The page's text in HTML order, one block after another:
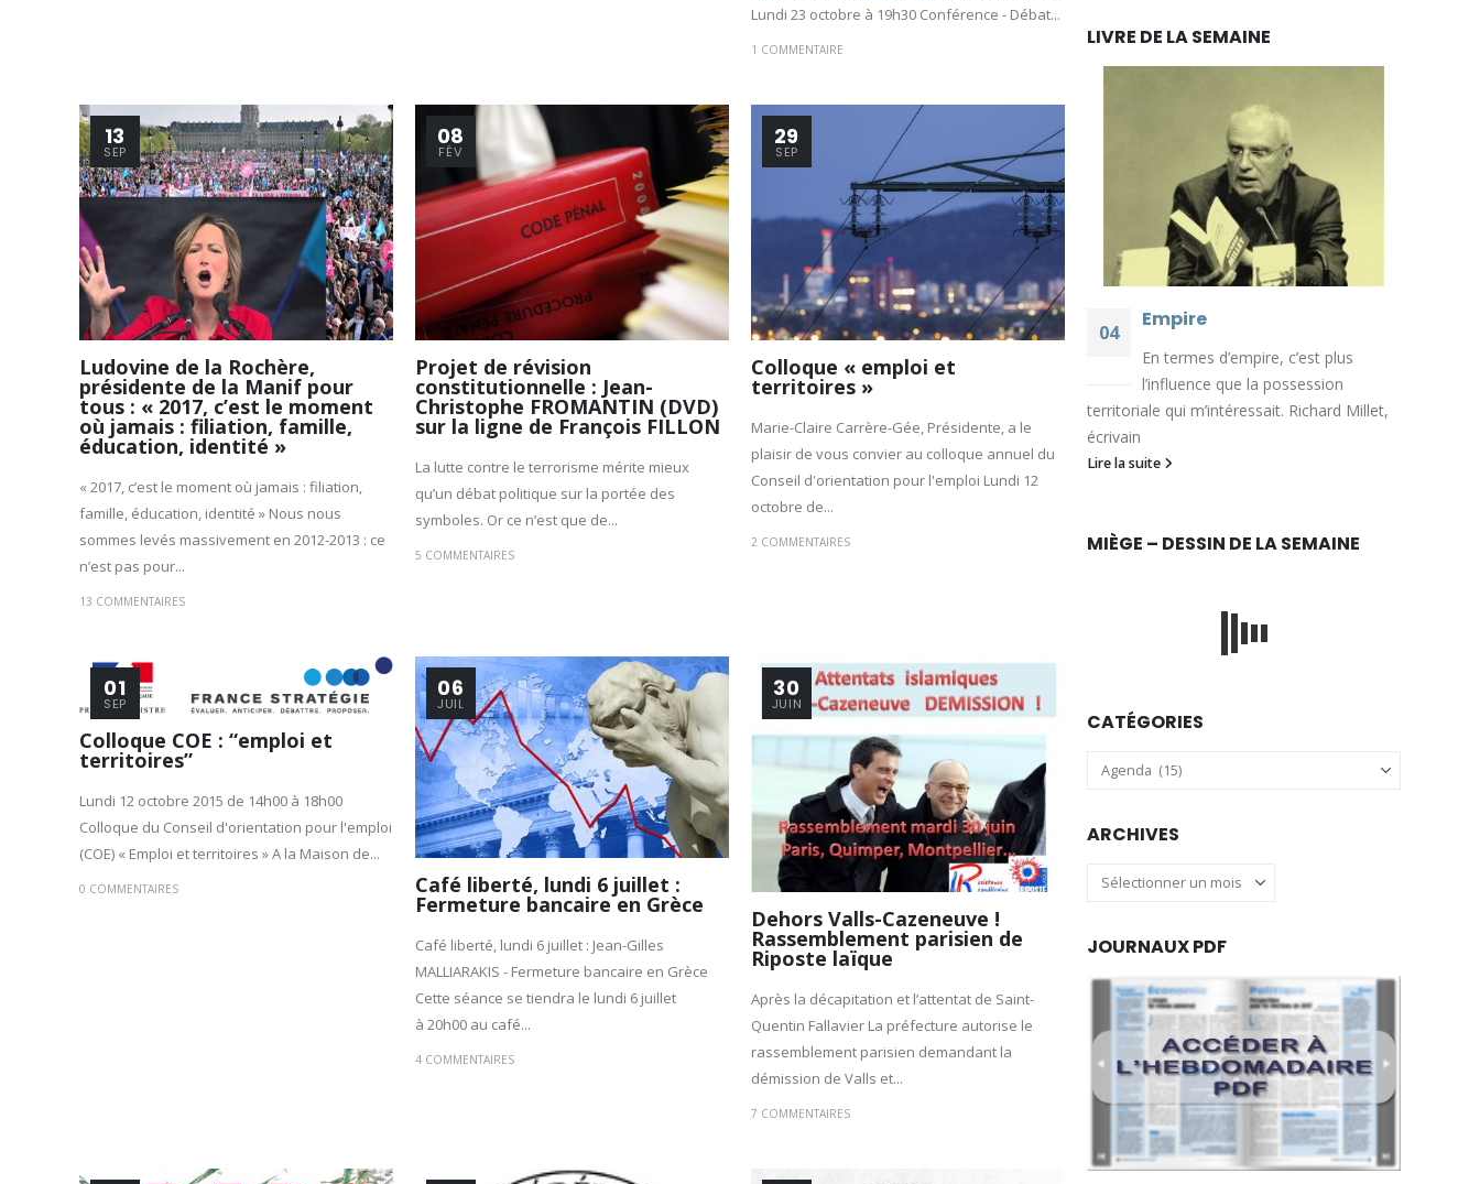
Lundi 23 octobre à 19h30 Conférence - Débat...
1 COMMENTAIRE
13
SEP
Ludovine de la Rochère,
présidente de la Manif pour
tous : « 2017, c’est le moment
où jamais : filiation, famille,
éducation, identité »
« 2017, c’est le moment où jamais : filiation,
famille, éducation, identité » Nous nous
sommes levés massivement en 2012-2013 : ce
n’est pas pour...
13 COMMENTAIRES
08
FÉV
Projet de révision
constitutionnelle : Jean-
Christophe FROMANTIN (DVD)
sur la ligne de François FILLON
La lutte contre le terrorisme mérite mieux
qu’un débat politique sur la portée des
symboles. Or ce n’est que de...
5 COMMENTAIRES
29
SEP
Colloque « emploi et
territoires »
Marie-Claire Carrère-Gée, Présidente, a le
plaisir de vous convier au colloque annuel du
Conseil d'orientation pour l'emploi Lundi 12
octobre de...
2 COMMENTAIRES
01
SEP
Colloque COE : “emploi et
territoires”
Lundi 12 octobre 2015 de 14h00 à 18h00
Colloque du Conseil d'orientation pour l'emploi
(COE) « Emploi et territoires » A la Maison de...
0 COMMENTAIRES
06
JUIL
Café liberté, lundi 6 juillet :
Fermeture bancaire en Grèce
Café liberté, lundi 6 juillet : Jean-Gilles
MALLIARAKIS - Fermeture bancaire en Grèce
Cette séance se tiendra le lundi 6 juillet
à 20h00 au café...
4 COMMENTAIRES
30
JUIN
Dehors Valls-Cazeneuve !
Rassemblement parisien de
Riposte laïque
Après la décapitation et l’attentat de Saint-
Quentin Fallavier La préfecture autorise le
rassemblement parisien demandant la
démission de Valls et...
7 COMMENTAIRES
LIVRE DE LA SEMAINE
04
Empire
En termes d’empire, c’est plus
l’influence que la possession
territoriale qui m’intéressait. Richard Millet,
écrivain
Lire la suite
MIÈGE – DESSIN DE LA SEMAINE
CATÉGORIES
Catégories
ARCHIVES
Archives
JOURNAUX PDF